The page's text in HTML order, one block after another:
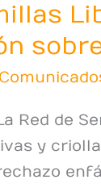
Red de
y